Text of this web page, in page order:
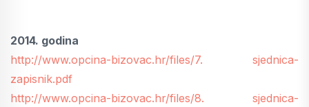
2014. godina
http://www.opcina-bizovac.hr/files/7. sjednica-
zapisnik.pdf
http://www.opcina-bizovac.hr/files/8. sjednica-